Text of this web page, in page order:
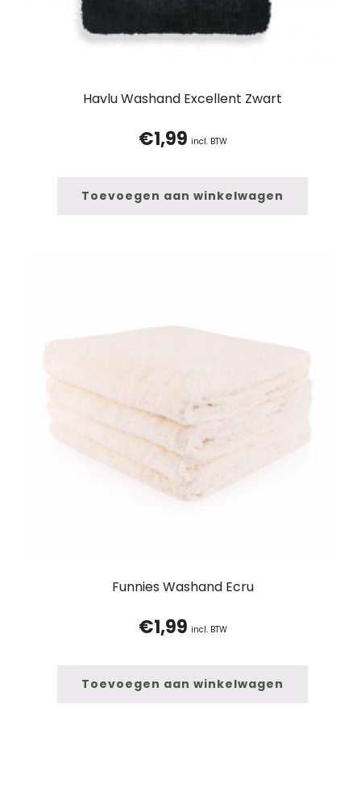
Havlu Washand Excellent Zwart
€1,99 incl. BTW
Toevoegen aan winkelwagen
Funnies Washand Ecru
€1,99 incl. BTW
Toevoegen aan winkelwagen